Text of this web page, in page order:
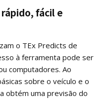
fácil e
o TEx Predicts de
à ferramenta pode ser
computadores. Ao
sobre o veículo e o
obtém uma previsão do